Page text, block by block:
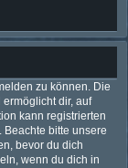
zu können. Die
dir, auf
kann registrierten
bitte unsere
bevor du dich
wenn du dich in